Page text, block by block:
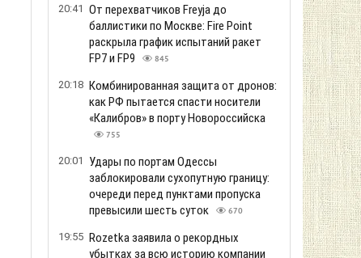
20:41 От перехватчиков Freyja до
баллистики по Москве: Fire Point
раскрыла график испытаний ракет
FP7 и FP9
845
20:18 Комбинированная защита от дронов:
как РФ пытается спасти носители
«Калибров» в порту Новороссийска
755
20:01
Удары по портам Одессы
заблокировали сухопутную границу:
очереди перед пунктами пропуска
превысили шесть суток
670
19:55 Rozetka заявила о рекордных
убытках за всю историю компании